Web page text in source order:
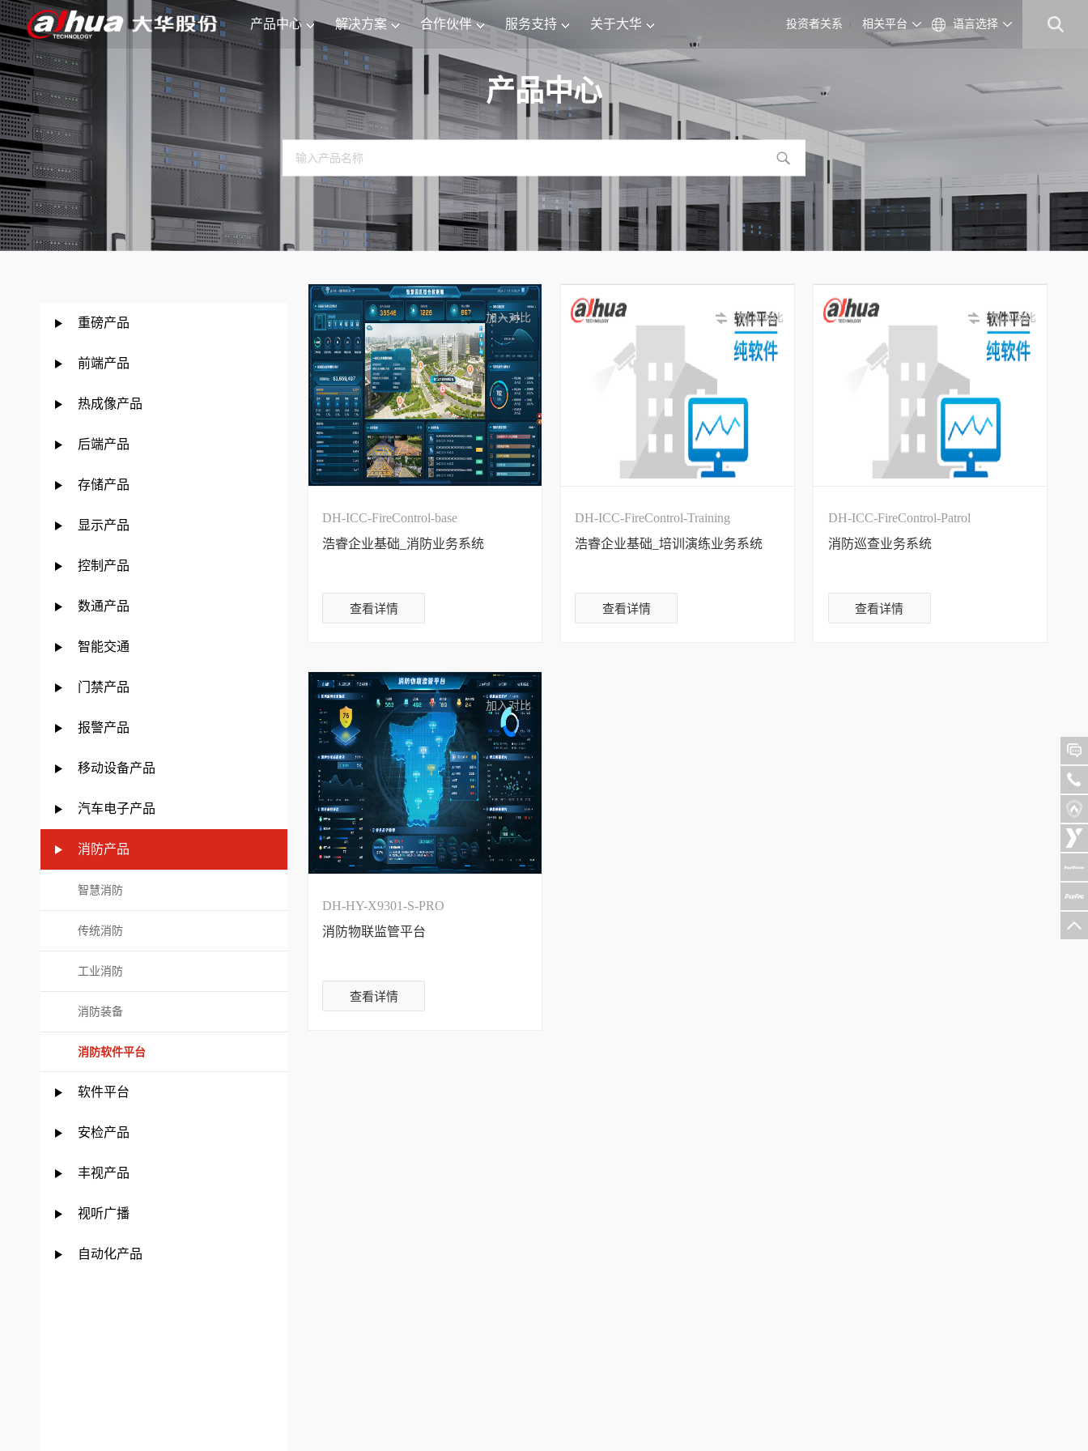
语言选择
相关平台
投资者关系
产品中心 解决方案 合作伙伴 服务支持 关于大华
产品中心
重磅产品
前端产品
热成像产品
后端产品
存储产品
显示产品
控制产品
数通产品
智能交通
门禁产品
报警产品
移动设备产品
汽车电子产品
消防产品
智慧消防
传统消防
工业消防
消防装备
消防软件平台
软件平台
安检产品
丰视产品
视听广播
自动化产品
加入对比
DH-ICC-FireControl-base
浩睿企业基础_消防业务系统
查看详情
加入对比
DH-ICC-FireControl-Training
浩睿企业基础_培训演练业务系统
查看详情
加入对比
DH-ICC-FireControl-Patrol
消防巡查业务系统
查看详情
加入对比
DH-HY-X9301-S-PRO
消防物联监管平台
查看详情